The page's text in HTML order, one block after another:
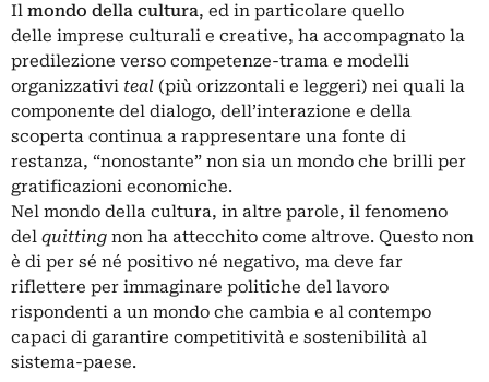
Il mondo della cultura, ed in particolare quello
delle imprese culturali e creative, ha accompagnato la
predilezione verso competenze-trama e modelli
organizzativi teal (più orizzontali e leggeri) nei quali la
componente del dialogo, dell’interazione e della
scoperta continua a rappresentare una fonte di
restanza, “nonostante” non sia un mondo che brilli per
gratificazioni economiche.
Nel mondo della cultura, in altre parole, il fenomeno
del quitting non ha attecchito come altrove. Questo non
è di per sé né positivo né negativo, ma deve far
riflettere per immaginare politiche del lavoro
rispondenti a un mondo che cambia e al contempo
capaci di garantire competitività e sostenibilità al
sistema-paese.